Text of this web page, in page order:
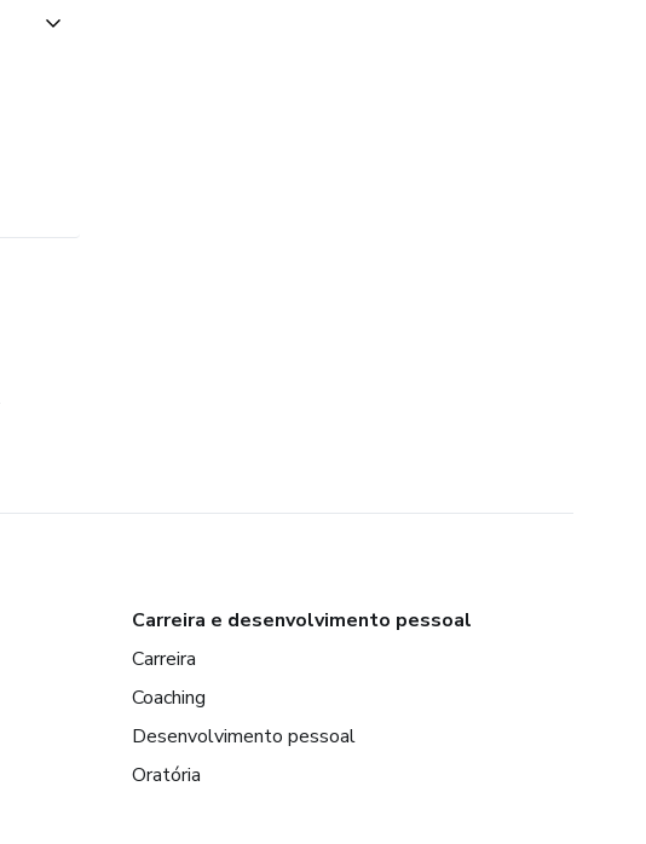
Carreira e desenvolvimento pessoal
Carreira
Coaching
Desenvolvimento pessoal
Oratória